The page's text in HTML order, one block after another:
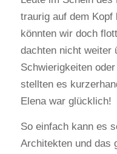
traurig auf dem Kopf
könnten wir doch
dachten nicht weiter
Schwierigkeiten
stellten es
Elena war glücklich!
So einfach kann es
Architekten und das